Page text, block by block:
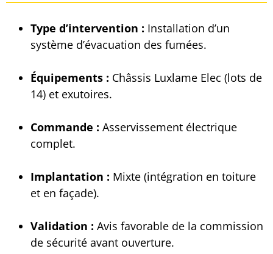
Type d’intervention : Installation d’un
système d’évacuation des fumées.
Équipements : Châssis Luxlame Elec (lots de
14) et exutoires.
Commande : Asservissement électrique
complet.
Implantation : Mixte (intégration en toiture
et en façade).
Validation : Avis favorable de la commission
de sécurité avant ouverture.